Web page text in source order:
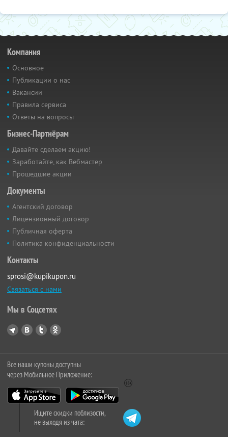
Компания
Основное
Публикации о нас
Вакансии
Правила сервиса
Ответы на вопросы
Бизнес-Партнёрам
Давайте сделаем акцию!
Заработайте, как Вебмастер
Прошедшие акции
Документы
Агентский договор
Лицензионный договор
Публичная оферта
Политика конфиденциальности
Контакты
sprosi@kupikupon.ru
Связаться с нами
Мы в Соцсетях
Все наши купоны доступны
через Мобильное Приложение:
Ищите скидки поблизости,
не выходя из чата: